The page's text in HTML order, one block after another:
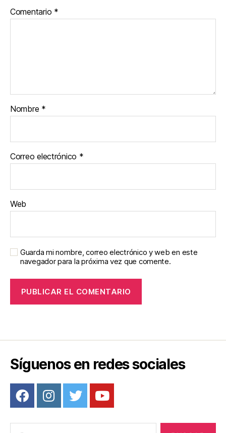
Comentario *
Nombre *
Correo electrónico *
Web
Guarda mi nombre, correo electrónico y web en este
navegador para la próxima vez que comente.
Síguenos en redes sociales